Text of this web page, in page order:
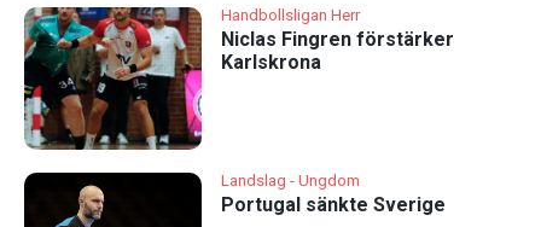
Handbollsligan Herr
Niclas Fingren förstärker
Karlskrona
Landslag - Ungdom
Portugal sänkte Sverige